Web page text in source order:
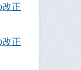
正
正